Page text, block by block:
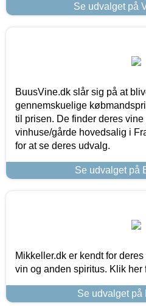
Se udvalget på
BuusVine.dk slår sig på at
gennemskuelige
til prisen. De finder deres
vinhuse/gårde hovedsalig i
for at se deres udvalg.
Se udvalget på
Mikkeller.dk er kendt for
vin og anden spiritus. Klik her
Se udvalget på